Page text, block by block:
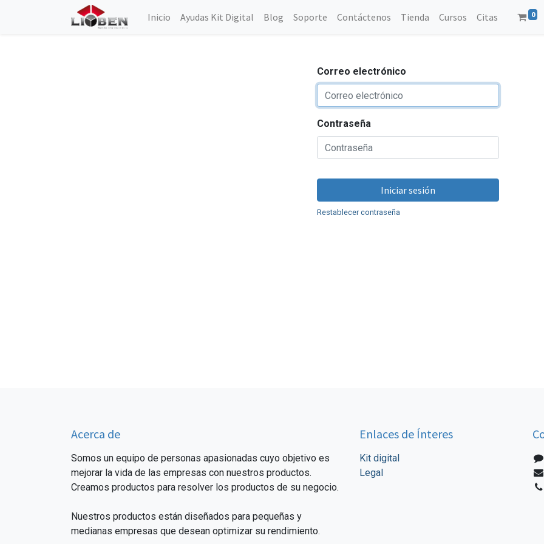
Inicio Ayudas Kit Digital Blog Soporte Contáctenos Tienda Cursos Citas 0
Correo electrónico
Contraseña
Iniciar sesión
Restablecer contraseña
Acerca de
Somos un equipo de personas apasionadas cuyo objetivo es
mejorar la vida de las empresas con nuestros productos.
Creamos productos para resolver los productos de su negocio.
Nuestros productos están diseñados para pequeñas y
medianas empresas que desean optimizar su rendimiento.
Enlaces de Ínteres
Kit digital
Legal